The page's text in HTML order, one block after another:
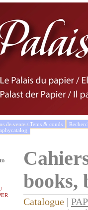
de vente / Tems & conds
books,
Catalogue |